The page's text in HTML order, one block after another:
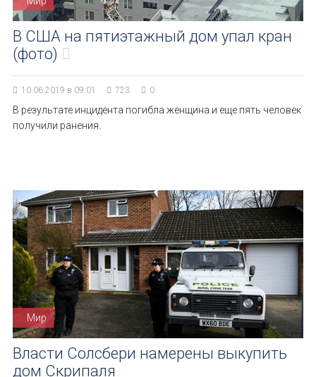
В США на пятиэтажный дом упал кран
(фото)
10.06.2019 в 09:01 723 0
В результате инцидента погибла женщина и еще пять человек
получили ранения.
Мир
Власти Солсбери намерены выкупить
дом Скрипаля